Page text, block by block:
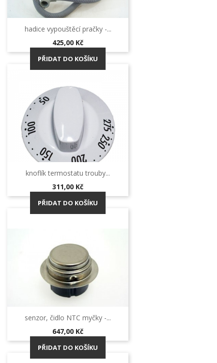
hadice vypouštěcí pračky -...
Cena
425,00 Kč
PŘIDAT DO KOŠÍKU
knoflík termostatu trouby...
Cena
311,00 Kč
PŘIDAT DO KOŠÍKU
senzor, čidlo NTC myčky -...
Cena
647,00 Kč
PŘIDAT DO KOŠÍKU